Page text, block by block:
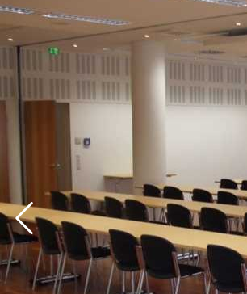
Lage, Lage.“ Das Bürocenter Nord liegt
an der S-Bahn-Linie 6 und den
der 701 und 702.